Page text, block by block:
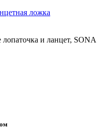
ложка
лопаточка и ланцет, SONA